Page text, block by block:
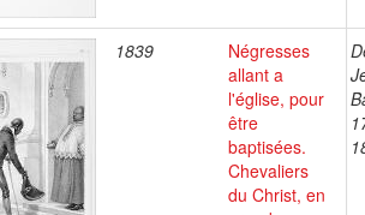
1839
Négresses
allant a
l'église, pour
être
baptisées.
Chevaliers
du Christ, en